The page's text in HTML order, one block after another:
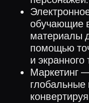
обучающие
материалы
помощью
и экранного
Маркетинг
глобальные